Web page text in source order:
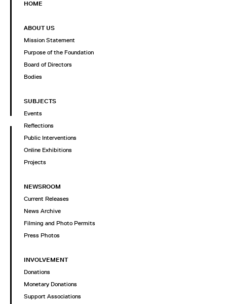
HOME
ABOUT US
Mission Statement
Purpose of the Foundation
Board of Directors
Bodies
SUBJECTS
Events
Reflections
Public Interventions
Online Exhibitions
Projects
NEWSROOM
Current Releases
News Archive
Filming and Photo Permits
Press Photos
INVOLVEMENT
Donations
Monetary Donations
Support Associations